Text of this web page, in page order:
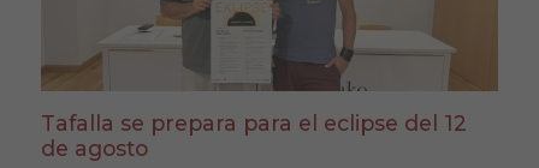
Tafalla se prepara para el eclipse del 12
de agosto